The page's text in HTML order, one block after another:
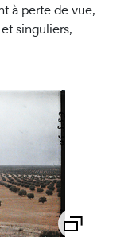
à perte de vue,
singuliers,